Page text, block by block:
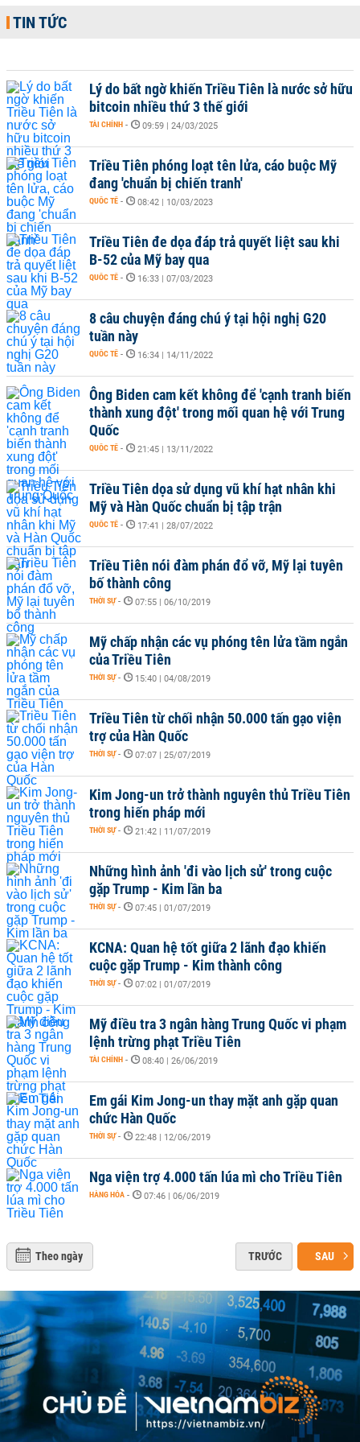
TIN TỨC
Lý do bất ngờ khiến Triều Tiên là nước sở hữu
bitcoin nhiều thứ 3 thế giới
TÀI CHÍNH - 09:59 | 24/03/2025
Triều Tiên phóng loạt tên lửa, cáo buộc Mỹ
đang 'chuẩn bị chiến tranh'
QUỐC TẾ - 08:42 | 10/03/2023
Triều Tiên đe dọa đáp trả quyết liệt sau khi
B-52 của Mỹ bay qua
QUỐC TẾ - 16:33 | 07/03/2023
8 câu chuyện đáng chú ý tại hội nghị G20
tuần này
QUỐC TẾ - 16:34 | 14/11/2022
Ông Biden cam kết không để 'cạnh tranh biến
thành xung đột' trong mối quan hệ với Trung
Quốc
QUỐC TẾ - 21:45 | 13/11/2022
Triều Tiên dọa sử dụng vũ khí hạt nhân khi
Mỹ và Hàn Quốc chuẩn bị tập trận
QUỐC TẾ - 17:41 | 28/07/2022
Triều Tiên nói đàm phán đổ vỡ, Mỹ lại tuyên
bố thành công
THỜI SỰ - 07:55 | 06/10/2019
Mỹ chấp nhận các vụ phóng tên lửa tầm ngắn
của Triều Tiên
THỜI SỰ - 15:40 | 04/08/2019
Triều Tiên từ chối nhận 50.000 tấn gạo viện
trợ của Hàn Quốc
THỜI SỰ - 07:07 | 25/07/2019
Kim Jong-un trở thành nguyên thủ Triều Tiên
trong hiến pháp mới
THỜI SỰ - 21:42 | 11/07/2019
Những hình ảnh 'đi vào lịch sử' trong cuộc
gặp Trump - Kim lần ba
THỜI SỰ - 07:45 | 01/07/2019
KCNA: Quan hệ tốt giữa 2 lãnh đạo khiến
cuộc gặp Trump - Kim thành công
THỜI SỰ - 07:02 | 01/07/2019
Mỹ điều tra 3 ngân hàng Trung Quốc vi phạm
lệnh trừng phạt Triều Tiên
TÀI CHÍNH - 08:40 | 26/06/2019
Em gái Kim Jong-un thay mặt anh gặp quan
chức Hàn Quốc
THỜI SỰ - 22:48 | 12/06/2019
Nga viện trợ 4.000 tấn lúa mì cho Triều Tiên
HÀNG HÓA - 07:46 | 06/06/2019
Theo ngày TRƯỚC SAU